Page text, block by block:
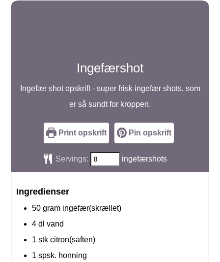
Ingefærshot
Ingefær shot opskrift - super frisk ingefær shots, som
er så sundt for kroppen.
Print opskrift Pin opskrift
Servings: ingefærshots
Ingredienser
50 gram ingefær(skrællet)
4 dl
vand
1 stk citron(saften)
1 spsk. honning